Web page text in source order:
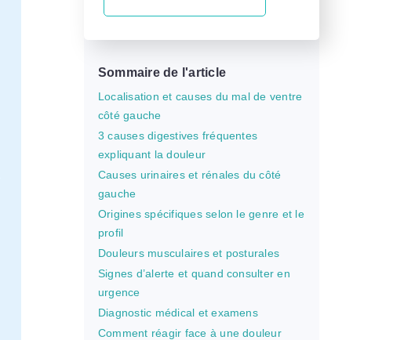
Sommaire de l'article
Localisation et causes du mal de ventre
côté gauche
3 causes digestives fréquentes
expliquant la douleur
Causes urinaires et rénales du côté
gauche
Origines spécifiques selon le genre et le
profil
Douleurs musculaires et posturales
Signes d’alerte et quand consulter en
urgence
Diagnostic médical et examens
Comment réagir face à une douleur